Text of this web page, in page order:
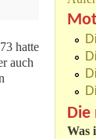
hatte
auch
Die
Was